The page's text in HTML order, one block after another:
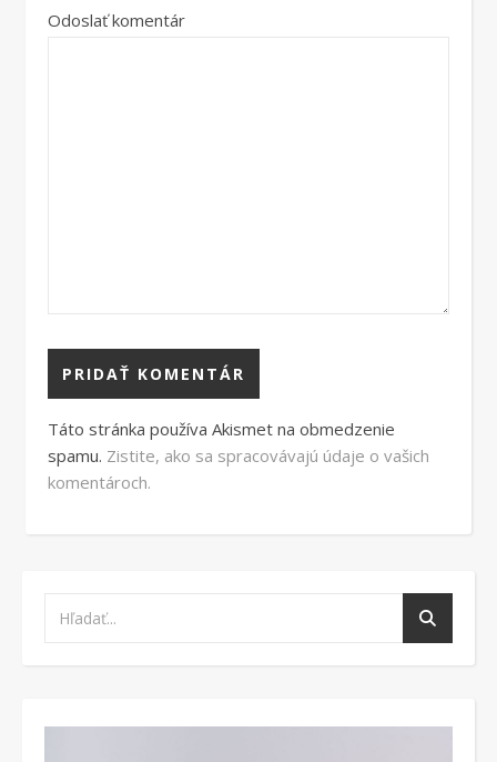
Odoslať komentár
Táto stránka používa Akismet na obmedzenie
spamu. Zistite, ako sa spracovávajú údaje o vašich
komentároch.